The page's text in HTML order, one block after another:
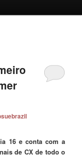
16 e conta com a
de CX de todo o